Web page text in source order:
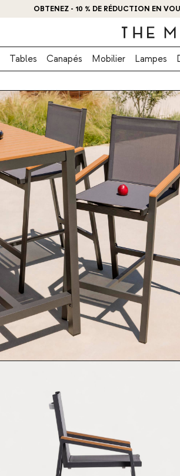
OBTENEZ - 10 % DE RÉDUCTION EN
Tables Canapés Mobilier Lampes